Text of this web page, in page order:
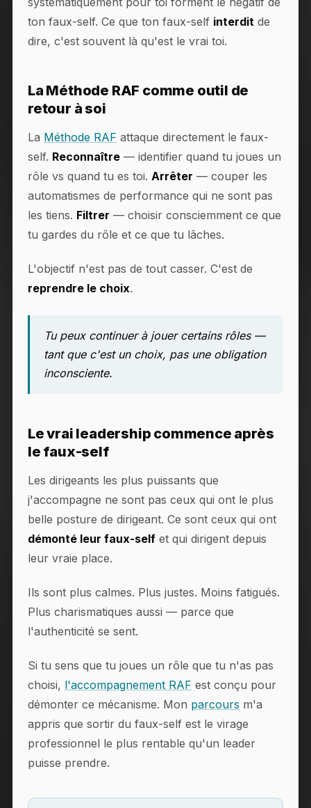
ton faux-self. Ce que ton faux-self interditde
dire, c'est souvent là qu'est le vrai toi.
La Méthode RAF comme outil de
retour à soi
La Méthode RAF attaque directement le faux-
self. Reconnaître— identifier quand tu joues un
rôle vs quand tu es toi. Arrêter — couper les
automatismes de performance qui ne sont pas
les tiens. Filtrer — choisir consciemment ce que
tu gardes du rôle et ce que tu lâches.
L'objectif n'est pas de tout casser. C'est de
reprendre le choix.
Tu peux continuer à jouer certains rôles —
tant que c'est un choix, pas une obligation
inconsciente.
Le vrai leadership commence après
le faux-self
Les dirigeants les plus puissants que
j'accompagne ne sont pas ceux qui ont le plus
belle posture de dirigeant. Ce sont ceux qui ont
démonté leur faux-selfet qui dirigent depuis
leur vraie place.
Ils sont plus calmes. Plus justes. Moins fatigués.
Plus charismatiques aussi — parce que
l'authenticité se sent.
Si tu sens que tu joues un rôle que tu n'as pas
choisi, l'accompagnement RAF est conçu pour
démonter ce mécanisme. Mon parcours m'a
appris que sortir du faux-self est le virage
professionnel le plus rentable qu'un leader
puisse prendre.